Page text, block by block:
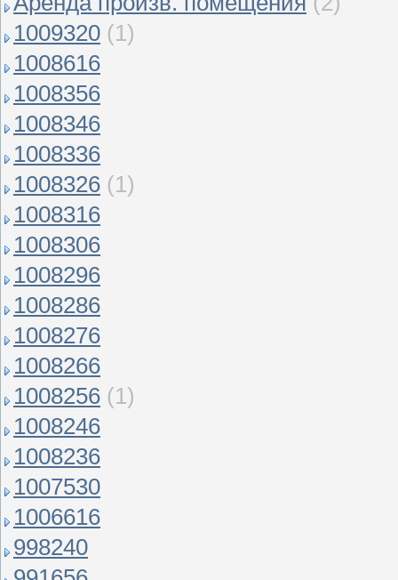
1009320 (1)
1008616
1008356
1008346
1008336
1008326 (1)
1008316
1008306
1008296
1008286
1008276
1008266
1008256 (1)
1008246
1008236
1007530
1006616
998240